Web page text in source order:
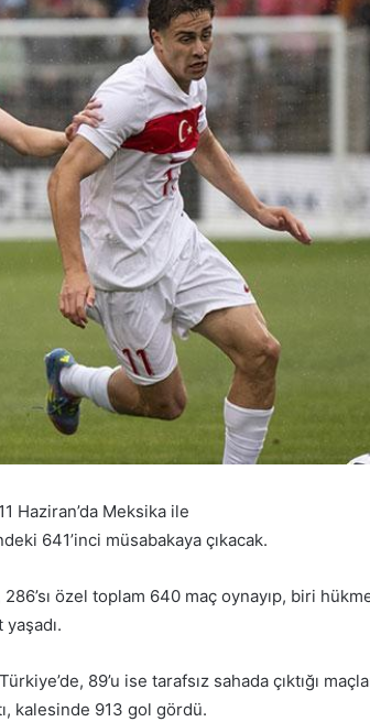
Haziran’da Meksika ile
641’inci müsabakaya çıkacak.
özel toplam 640 maç oynayıp, biri
89’u ise tarafsız sahada çıktığı
kalesinde 913 gol gördü.